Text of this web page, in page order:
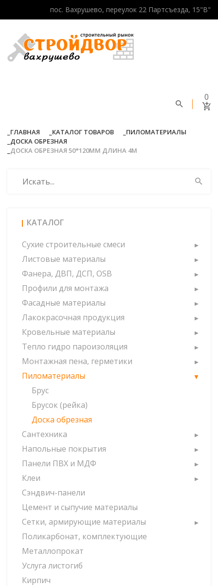
пос. Вахрушево, переулок 22 Партсъезда, 15"В"
0
ГЛАВНАЯ КАТАЛОГ ТОВАРОВ
ПИЛОМАТЕРИАЛЫ
ДОСКА ОБРЕЗНАЯ
ДОСКА ОБРЕЗНАЯ 50*120ММ ДЛИНА 4М
КАТАЛОГ
Сухие строительные смеси
Листовые материалы
Фанера, ДВП, ДСП, OSB
Профили для монтажа
Фасадные материалы
Лакокрасочная продукция
Кровельные материалы
Тепло гидро пароизоляция
Монтажная пена, герметики
Пиломатериалы
Брус
Брусок (рейка)
Доска обрезная
Сантехника
Напольные покрытия
Панели ПВХ и МДФ
Клеи
Сэндвич-панели
Цемент и сыпучие материалы
Сетки, армирующие материалы
Поликарбонат, комплектующие
Металлопрокат
Услуга листогиб
Кирпич